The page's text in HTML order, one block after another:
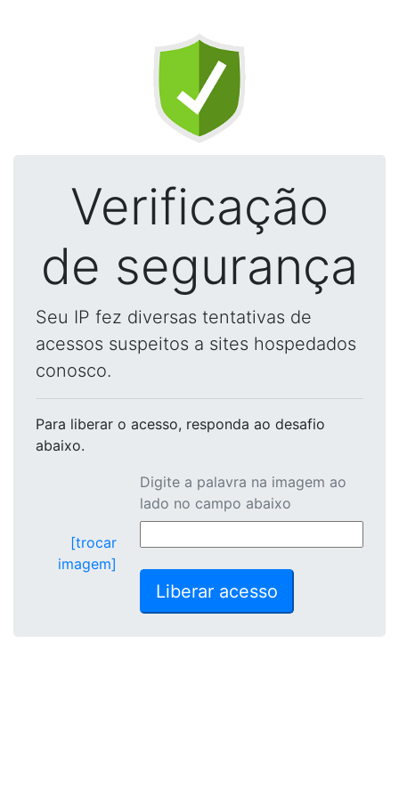
Verificação
de segurança
Seu IP fez diversas tentativas de
acessos suspeitos a sites hospedados
conosco.
Para liberar o acesso, responda ao desafio
abaixo.
[trocar
imagem]
Digite a palavra na imagem ao
lado no campo abaixo